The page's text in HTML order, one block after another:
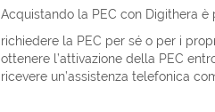
Acquistando la PEC con Digithera è
richiedere la PEC per sé o per i
ottenere l’attivazione della PEC
ricevere un’assistenza telefonica